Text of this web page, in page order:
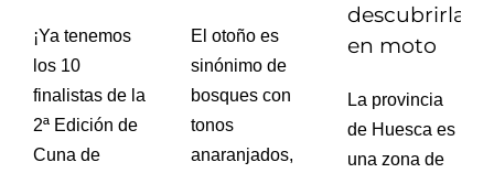
¡Ya tenemos
los 10
finalistas de la
2ª Edición de
Cuna de
El otoño es
sinónimo de
bosques con
tonos
anaranjados,
descubrirla
en moto
La provincia
de Huesca es
una zona de